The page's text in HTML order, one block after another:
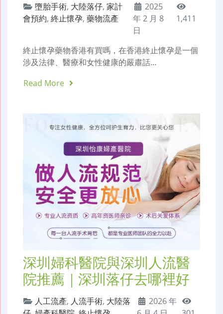
墮胎手術, 大陸落仔, 家計
會預約, 終止懷孕, 藥物流產
2025
年 2 月 8
日
1,411
終止懷孕藥物香港有買嗎，在香港終止懷孕是一個
涉及法律、醫療和女性健康的嚴肅話…
Read More
深圳婦科醫院與深圳人流醫
院推薦｜深圳落仔去哪裡好
人工流產, 人流手術, 大陸落
2026 年